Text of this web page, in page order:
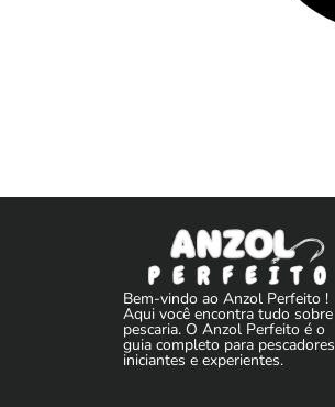
Bem-vindo ao Anzol Perfeito !
Aqui você encontra tudo sobre
pescaria. O Anzol Perfeito é o
guia completo para pescadores
iniciantes e experientes.